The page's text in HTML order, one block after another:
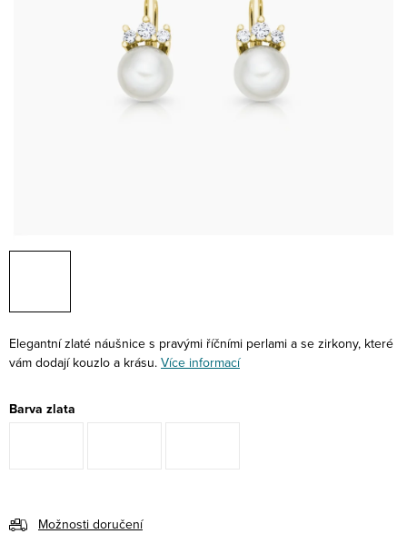
Elegantní zlaté náušnice s pravými říčními perlami a se zirkony, které
vám dodají kouzlo a krásu. Více informací
Barva zlata
Možnosti doručení